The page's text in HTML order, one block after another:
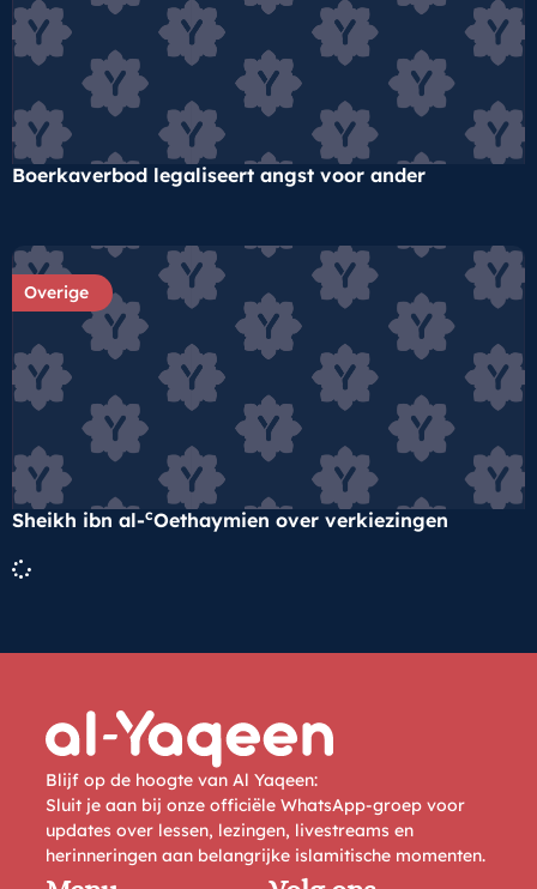
Boerkaverbod legaliseert angst voor ander
Overige
Sheikh ibn al-cOethaymien over verkiezingen
Blijf op de hoogte van Al Yaqeen:
Sluit je aan bij onze officiële WhatsApp-groep voor
updates over lessen, lezingen, livestreams en
herinneringen aan belangrijke islamitische momenten.